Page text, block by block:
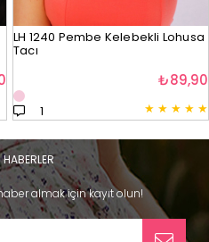
LH 1240 Pembe Kelebekli Lohusa
Tacı
★ ★ ★ ★ ★
1
₺89,90
almak için kayıt olun!